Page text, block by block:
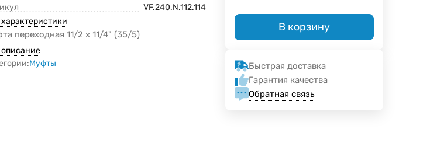
VF.240.N.112.114
переходная 11/2 х 11/4" (35/5)
описание
Муфты
В корзину
Быстрая доставка
Гарантия качества
Обратная связь